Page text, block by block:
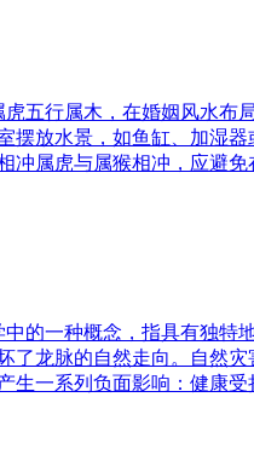
五行属木，在婚姻风水
放水景，如鱼缸、加湿
属虎与属猴相冲，应避
的一种概念，指具有独
龙脉的自然走向。自然
一系列负面影响：健康